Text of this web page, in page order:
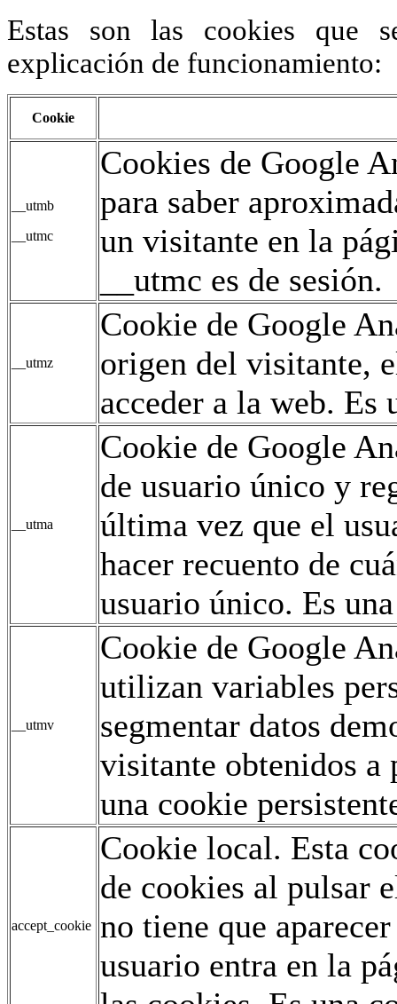
Estas son las cookies que
explicación de funcionamiento:
Cookie
__utmb
__utmc
Cookies de Google
para saber
un visitante en la
__utmc es de sesión.
__utmz
Cookie de Google
origen del visitante,
acceder a la web. Es
__utma
Cookie de Google
de usuario único y
última vez que el
hacer recuento de
usuario único. Es
__utmv
Cookie de Google
utilizan variables
segmentar datos
visitante obtenidos a
una cookie
accept_cookie
Cookie local. Esta
de cookies al pulsar
no tiene que
usuario entra en la